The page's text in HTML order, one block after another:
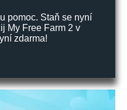
pomoc. Staň se nyní
My Free Farm 2 v
zdarma!